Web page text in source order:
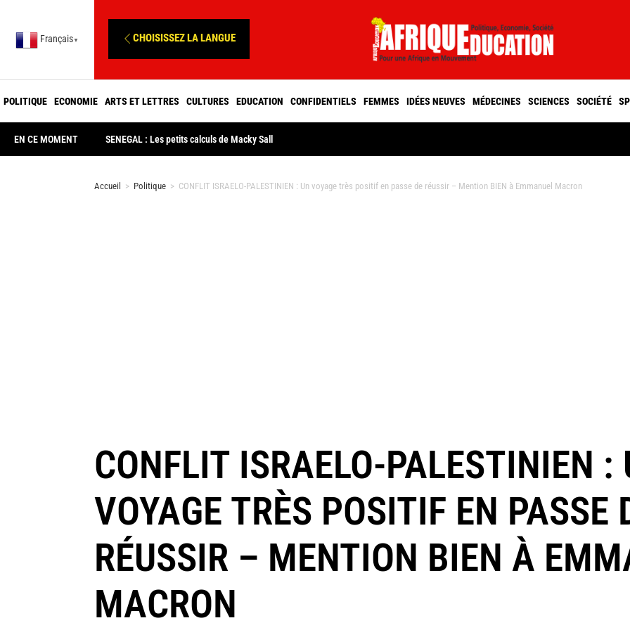
Français ▼ CHOISISSEZ LA LANGUE
POLITIQUE ECONOMIE ARTS ET LETTRES CULTURES EDUCATION CONFIDENTIELS FEMMES IDÉES NEUVES MÉDECINES SCIENCES SOCIÉTÉ
EN CE MOMENT SENEGAL : Les petits calculs de Macky Sall
Accueil > Politique > CONFLIT ISRAELO-PALESTINIEN : Un voyage très positif en passe de réussir – Mention BIEN à Emmanuel Macron
CONFLIT ISRAELO-PALESTINIEN :
VOYAGE TRÈS POSITIF EN PASSE
RÉUSSIR – MENTION BIEN À
MACRON